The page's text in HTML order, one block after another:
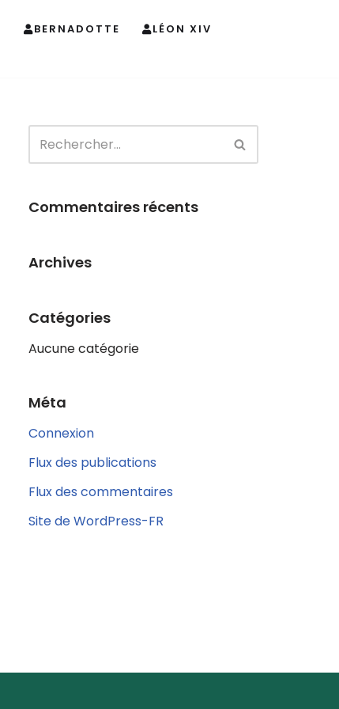
BERNADOTTE
LÉON XIV
Commentaires récents
Archives
Catégories
Aucune catégorie
Méta
Connexion
Flux des publications
Flux des commentaires
Site de WordPress-FR